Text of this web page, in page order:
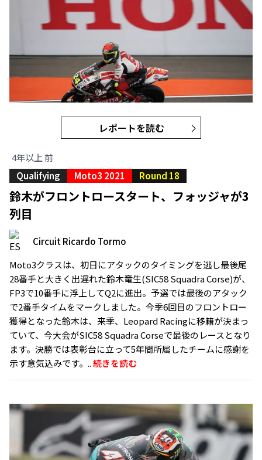
レポートを読む
4年以上 前
Qualifying
Moto3 2021 Round 18
鈴木がフロントロースタート、フォッジャが3
列目
Circuit Ricardo Tormo
Moto3クラスは、初日にアタックのタイミングを逃し最後尾
28番手と大きく出遅れた鈴木竜生(SIC58 Squadra Corse)が、
FP3で10番手に浮上してQ2に進出。予選では最後のアタック
で2番手タイムをマークしました。今季6回目のフロントロー
獲得となった鈴木は、来季、Leopard Racingに移籍が決まっ
ていて、今大会がSIC58 Squadra Corseで最後のレースとなり
ます。決勝では表彰台に立って5年間所属したチームに感謝を
示す意気込みです。..続きを読む